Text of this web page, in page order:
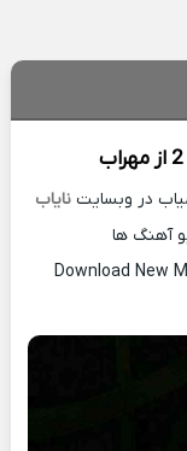
مهراب
در وبسایت نایاب
آهنگ ها
Download New